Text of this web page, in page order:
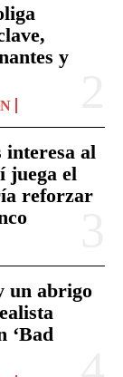
y
interesa al
juega el
reforzar
un abrigo
‘Bad